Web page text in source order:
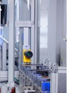
los
árboles
costeros